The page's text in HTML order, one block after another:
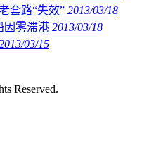
套路“失效” 2013/03/18
因雾滞港 2013/03/18
03/15
Reserved.